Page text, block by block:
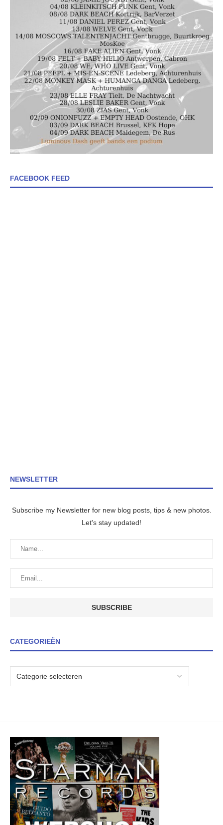
FACEBOOK FEED
NEWSLETTER
Subscribe my Newsletter for new blog posts, tips & new photos.
Let's stay updated!
CATEGORIEËN